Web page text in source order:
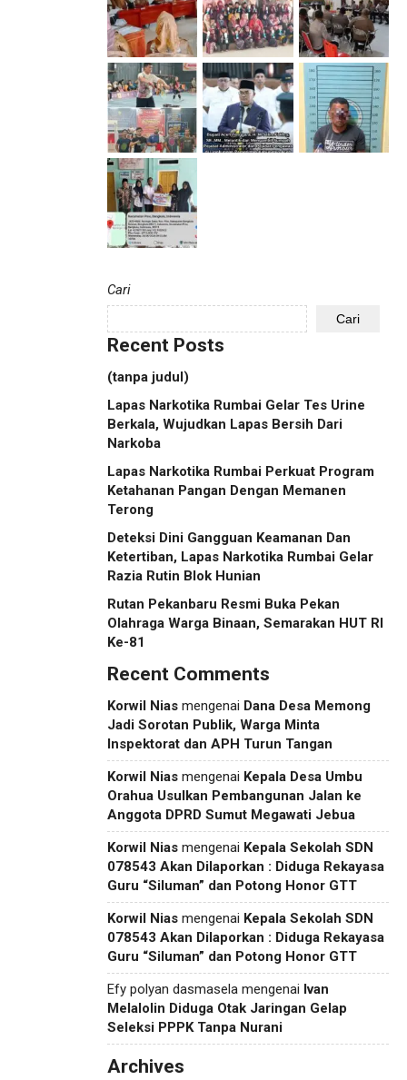
Cari
Cari
Recent Posts
(tanpa judul)
Lapas Narkotika Rumbai Gelar Tes Urine
Berkala, Wujudkan Lapas Bersih Dari
Narkoba
Lapas Narkotika Rumbai Perkuat Program
Ketahanan Pangan Dengan Memanen
Terong
Deteksi Dini Gangguan Keamanan Dan
Ketertiban, Lapas Narkotika Rumbai Gelar
Razia Rutin Blok Hunian
Rutan Pekanbaru Resmi Buka Pekan
Olahraga Warga Binaan, Semarakan HUT RI
Ke-81
Recent Comments
Korwil Nias mengenai Dana Desa Memong
Jadi Sorotan Publik, Warga Minta
Inspektorat dan APH Turun Tangan
Korwil Nias mengenai Kepala Desa Umbu
Orahua Usulkan Pembangunan Jalan ke
Anggota DPRD Sumut Megawati Jebua
Korwil Nias mengenai Kepala Sekolah SDN
078543 Akan Dilaporkan : Diduga Rekayasa
Guru “Siluman” dan Potong Honor GTT
Korwil Nias mengenai Kepala Sekolah SDN
078543 Akan Dilaporkan : Diduga Rekayasa
Guru “Siluman” dan Potong Honor GTT
Efy polyan dasmasela mengenai Ivan
Melalolin Diduga Otak Jaringan Gelap
Seleksi PPPK Tanpa Nurani
Archives